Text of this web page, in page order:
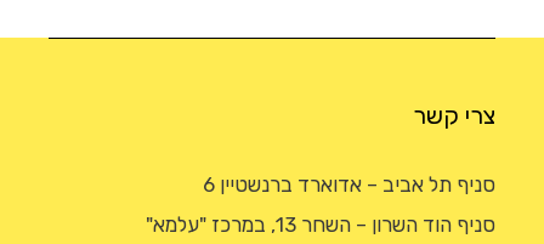
צרי קשר
סניף תל אביב – אדוארד ברנשטיין 6
סניף הוד השרון – השחר 13, במרכז "עלמא"